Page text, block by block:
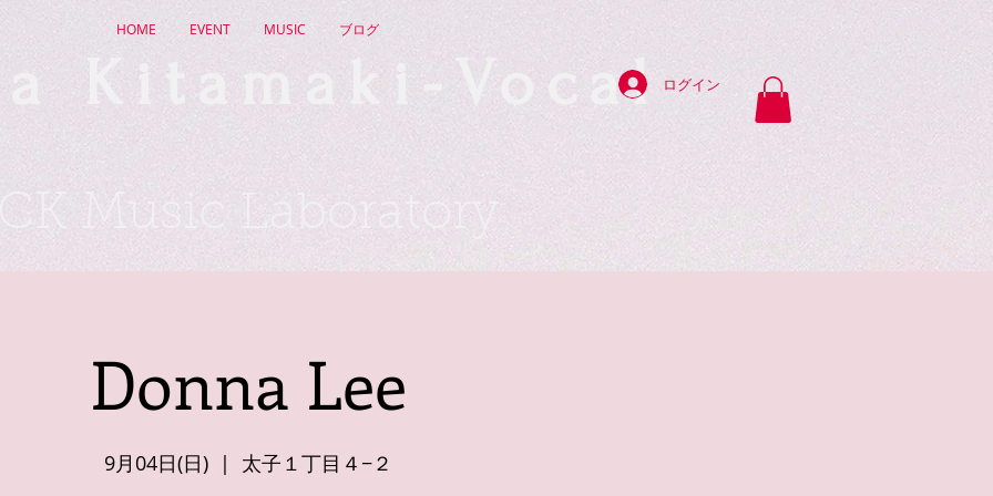
HOME EVENT MUSIC ブログ
Kitamaki-Vocal ログイン
Music Laboratory
Donna Lee
9月04日(日)
  |
太子１丁目４−２